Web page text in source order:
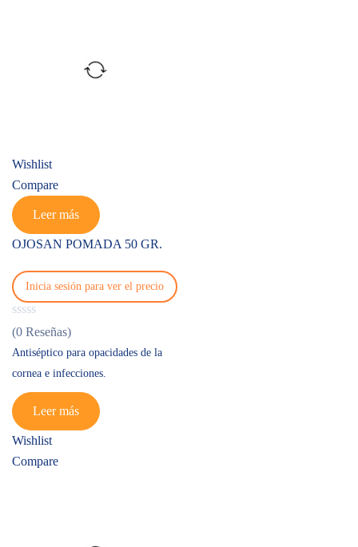
Wishlist
Compare
Leer más
OJOSAN POMADA 50 GR.
Inicia sesión para ver el precio
(0 Reseñas)
Antiséptico para opacidades de la
cornea e infecciones.
Leer más
Wishlist
Compare